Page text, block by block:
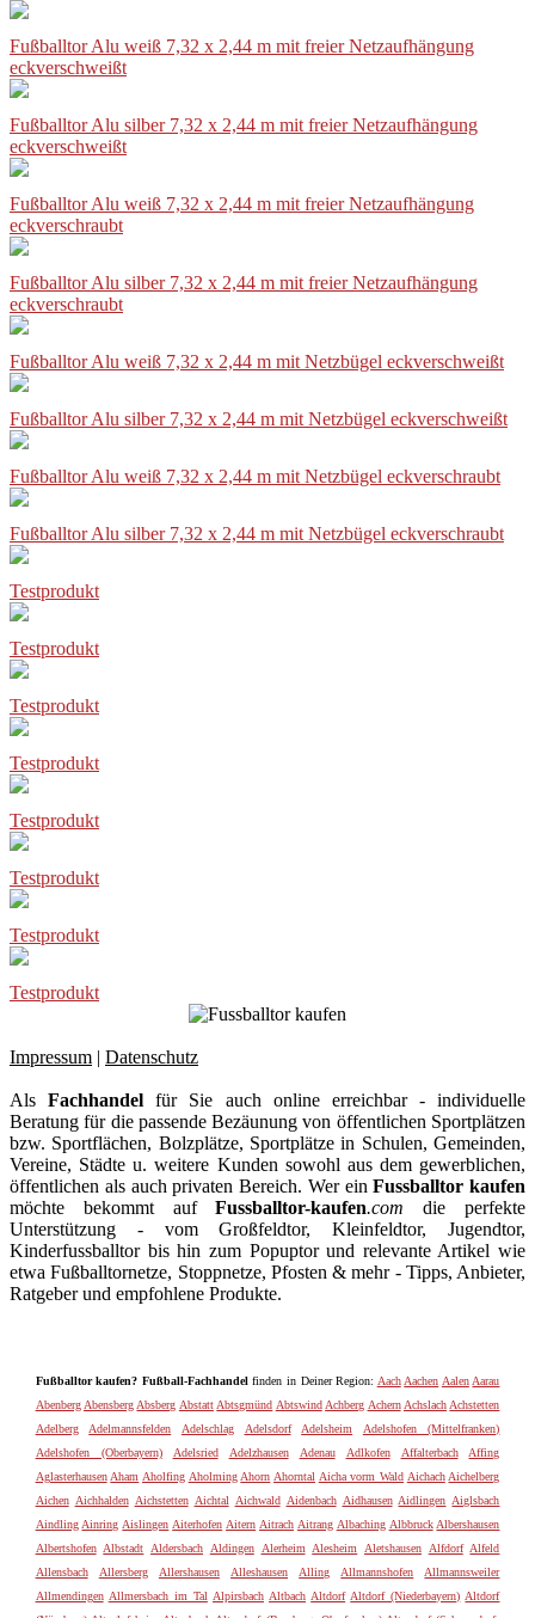
Fußballtor Alu weiß 7,32 x 2,44 m mit freier Netzaufhängung
eckverschweißt
Fußballtor Alu silber 7,32 x 2,44 m mit freier Netzaufhängung
eckverschweißt
Fußballtor Alu weiß 7,32 x 2,44 m mit freier Netzaufhängung
eckverschraubt
Fußballtor Alu silber 7,32 x 2,44 m mit freier Netzaufhängung
eckverschraubt
Fußballtor Alu weiß 7,32 x 2,44 m mit Netzbügel eckverschweißt
Fußballtor Alu silber 7,32 x 2,44 m mit Netzbügel eckverschweißt
Fußballtor Alu weiß 7,32 x 2,44 m mit Netzbügel eckverschraubt
Fußballtor Alu silber 7,32 x 2,44 m mit Netzbügel eckverschraubt
Testprodukt
Testprodukt
Testprodukt
Testprodukt
Testprodukt
Testprodukt
Testprodukt
Testprodukt
Impressum | Datenschutz
AlsFachhandel für Sie auch online erreichbar - individuelle
Beratung für die passende Bezäunung von öffentlichen Sportplätzen
bzw. Sportflächen, Bolzplätze, Sportplätze in Schulen, Gemeinden,
Vereine, Städte u. weitere Kunden sowohl aus dem gewerblichen,
öffentlichen als auch privaten Bereich. Wer einFussballtor kaufen
möchte bekommt aufFussballtor-kaufen.com die perfekte
Unterstützung - vom Großfeldtor, Kleinfeldtor, Jugendtor,
Kinderfussballtor bis hin zum Popuptor und relevante Artikel wie
etwa Fußballtornetze, Stoppnetze, Pfosten & mehr - Tipps, Anbieter,
Ratgeber und empfohlene Produkte.
Fußballtor kaufen? Fußball-Fachhandelfinden in Deiner Region: Aach Aachen Aalen Aarau
Abenberg Abensberg Absberg Abstatt Abtsgmünd Abtswind Achberg Achern Achslach Achstetten
Adelberg
Adelmannsfelden Adelschlag Adelsdorf Adelsheim
Adelshofen (Mittelfranken)
Adelshofen (Oberbayern)
Adelsried Adelzhausen Adenau Adlkofen Affalterbach
Affing
Aglasterhausen Aham Aholfing Aholming Ahorn Ahorntal Aicha vorm Wald Aichach Aichelberg
Aichen Aichhalden Aichstetten Aichtal Aichwald Aidenbach Aidhausen Aidlingen Aiglsbach
Aindling Ainring Aislingen Aiterhofen Aitern Aitrach Aitrang Albaching Albbruck Albershausen
Albertshofen Albstadt Aldersbach Aldingen Alerheim Alesheim Aletshausen Alfdorf Alfeld
Allensbach
Allersberg Allershausen Alleshausen Alling Allmannshofen
Allmannsweiler
Allmendingen Allmersbach im Tal Alpirsbach Altbach Altdorf Altdorf (Niederbayern) Altdorf